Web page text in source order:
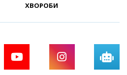
ХВОРОБИ